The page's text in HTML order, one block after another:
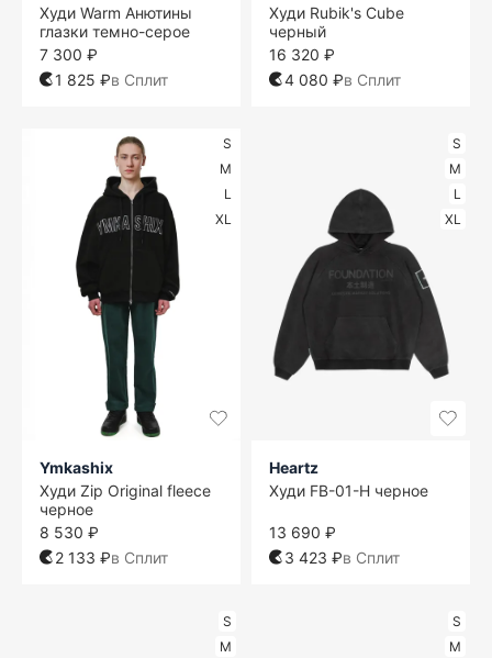
Худи Warm Анютины
глазки темно-серое
7 300 ₽
1 825 ₽в Сплит
Худи Rubik's Cube
черный
16 320 ₽
4 080 ₽в Сплит
S
M
L
XL
Ymkashix
Худи Zip Original fleece
черное
8 530 ₽
2 133 ₽в Сплит
S
M
L
XL
Heartz
Худи FB-01-H черное
13 690 ₽
3 423 ₽в Сплит
S
M
S
M